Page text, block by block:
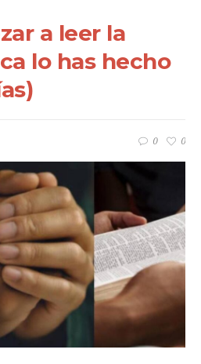
a leer la
lo has hecho
0 0